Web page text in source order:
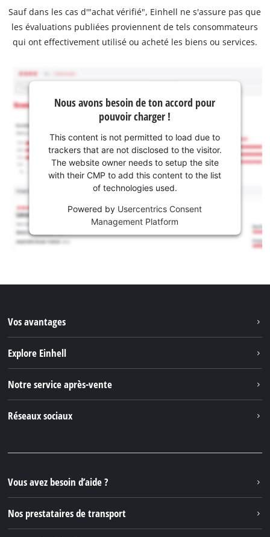
Sauf dans les cas d'"achat vérifié", Einhell ne s'assure pas que
les évaluations publiées proviennent de tels consommateurs
qui ont effectivement utilisé ou acheté les biens ou services.
Nous avons besoin de ton accord pour
pouvoir charger !
This content is not permitted to load due to
trackers that are not disclosed to the visitor.
The website owner needs to setup the site
with their CMP to add this content to the list
of technologies used.
Powered by Usercentrics Consent
Management Platform
Vos avantages
Explore Einhell
Einhell Germany AG
Notre service après-vente
Réseaux sociaux
Instagram
TikTok
Pinterest
Vous avez besoin d’aide ?
Nos prestataires de transport